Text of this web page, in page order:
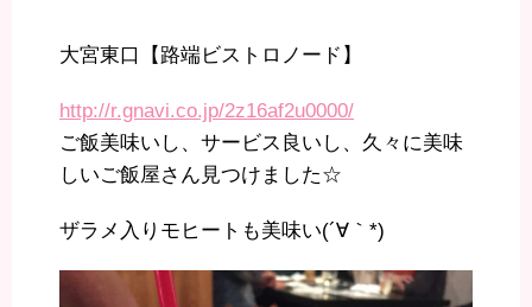
大宮東口【路端ビストロノード】
http://r.gnavi.co.jp/2z16af2u0000/
ご飯美味いし、サービス良いし、久々に美味
しいご飯屋さん見つけました☆
ザラメ入りモヒートも美味い(´∀｀*)